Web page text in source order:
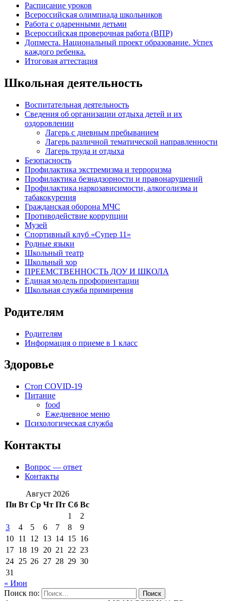
Расписание уроков
Всероссийская олимпиада школьников
Работа с одаренными детьми
Всероссийская проверочная работа (ВПР)
Допместа. Национальный проект образование. Успех
каждого ребенка.
Итоговая аттестация
Школьная деятельность
Воспитательная деятельность
Сведения об организации отдыха детей и их
оздоровлении
Лагерь с дневным пребыванием
Лагерь различной тематической направленности
Лагерь труда и отдыха
Безопасность
Профилактика экстремизма и терроризма
Профилактика безнадзорности и правонарушений
Профилактика наркозависимости, алкоголизма и
табакокурения
Гражданская оборона МЧС
Противодействие коррупции
Музей
Спортивный клуб «Супер 11»
Родные языки
Школьный театр
Школьный хор
ПРЕЕМСТВЕННОСТЬ ДОУ И ШКОЛА
Единая модель профориентации
Школьная служба примирения
Родителям
Родителям
Информация о приеме в 1 класс
Здоровье
Стоп COVID-19
Питание
food
Ежедневное меню
Психологическая служба
Контакты
Вопрос — ответ
Контакты
Август 2026
Пн Вт Ср Чт Пт Сб Вс
1
2
3
4 5 6 7 8
9
10 11 12 13 14 15 16
17 18 19 20 21 22 23
24 25 26 27 28 29 30
31
« Июн
Поиск по: